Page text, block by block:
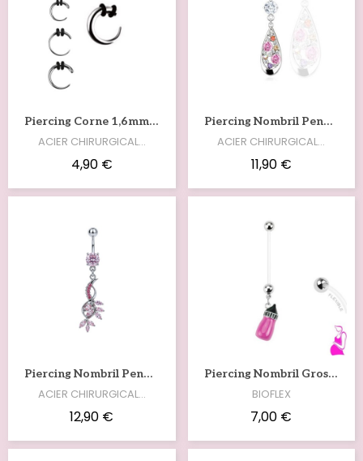
Voir Piercing Corne 1,6mm À 8mm Acier Chirurgical COR002
ACIER CHIRURGICAL…
4,90 €
Voir Piercing Nombril Pendentif Goutte Multicolore – Acier Chirurgical NOM292
ACIER CHIRURGICAL…
11,90 €
Voir Piercing Nombril Pendentif Floral Pierres Roses – Acier Chirurgical NOM379
ACIER CHIRURGICAL…
12,90 €
Voir Piercing Nombril Grossesse Biberon Fuchsia NOM386
BIOFLEX
7,00 €